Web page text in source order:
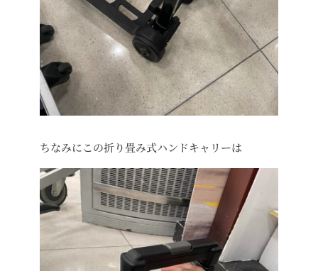
ちなみにこの折り畳み式ハンドキャリーは